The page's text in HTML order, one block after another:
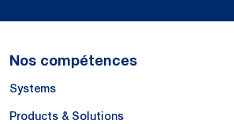
Nos compétences
Systems
Products & Solutions